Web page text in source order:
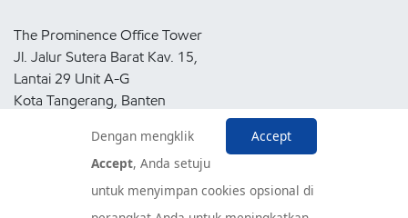
The Prominence Office Tower
Jl. Jalur Sutera Barat Kav. 15,
Lantai 29 Unit A-G
Kota Tangerang, Banten
Pusat Layanan Konsumen
Accept
Dengan mengklik
Accept, Anda setuju
untuk menyimpan cookies opsional di